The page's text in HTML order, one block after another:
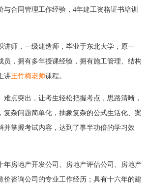
与合同管理工作经验，4年建工资格证书培训
讲师，一级建造师，毕业于东北大学，原一
员，拥有多年授课经验，拥有施工管理、结构
讲王竹梅老师课程。
难点突出，让考生轻松把握考点，思路清晰，
复杂问题简单化，抽象复杂的公式生活化、案
并掌握考试内容，达到了事半功倍的学习效
年房地产开发公司、房地产评估公司、房地产
价咨询公司的专业工作经历；具有十六年的建